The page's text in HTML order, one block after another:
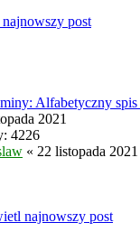
post
Alfabetyczny spis
2021
4226
« 22 listopada 2021
najnowszy post